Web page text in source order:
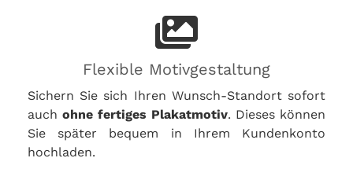
Flexible Motivgestaltung
Sichern Sie sich Ihren Wunsch-Standort sofort
auch ohne fertiges Plakatmotiv. Dieses können
Sie später bequem in Ihrem Kundenkonto
hochladen.